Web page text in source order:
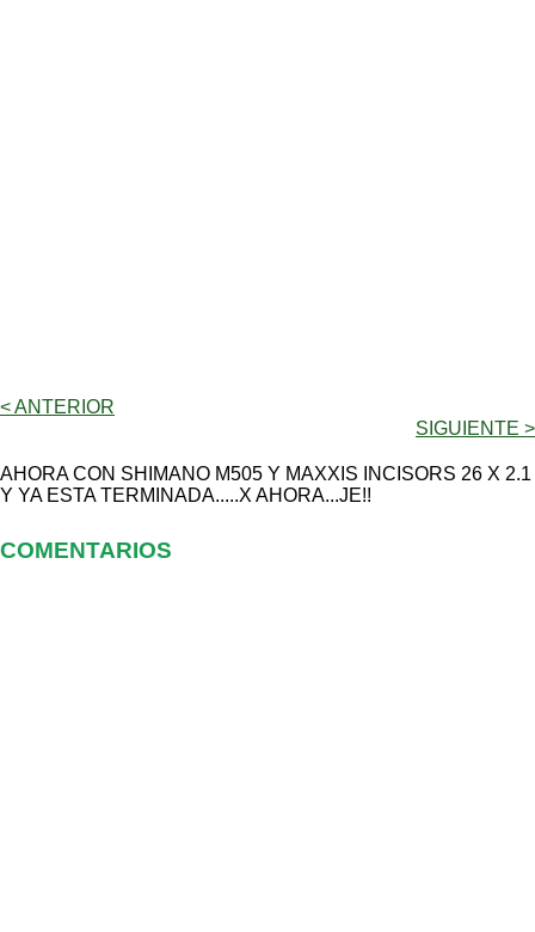
< ANTERIOR
SIGUIENTE >
AHORA CON SHIMANO M505 Y MAXXIS INCISORS 26 X 2.1
Y YA ESTA TERMINADA.....X AHORA...JE!!
COMENTARIOS